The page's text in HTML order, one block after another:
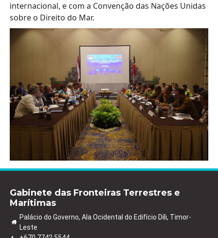
internacional, e com a Convenção das Nações Unidas
sobre o Direito do Mar.
Gabinete das Fronteiras Terrestres e
Marítimas
Palácio do Governo, Ala Ocidental do Edifício Díli, Timor-
Leste